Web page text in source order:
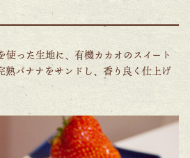
った生地に、有機カカオのスイート
熟バナナをサンドし、香り良く仕上げ